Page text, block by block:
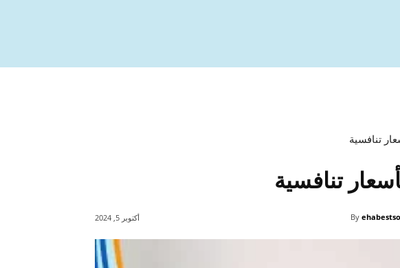
تنافسية
تنافسية
أكتوبر 5, 2024 By